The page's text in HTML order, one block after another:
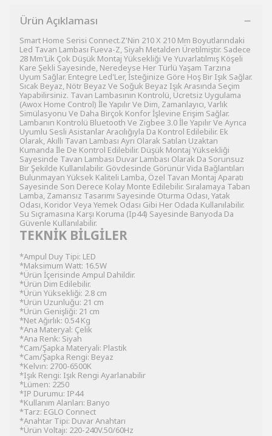
Ürün Açıklaması
Smart Home Serisi Connect.Z'Nin 210 X 210 Mm Boyutlarındaki
Led Tavan Lambası Fueva-Z, Siyah Metalden Üretilmiştir. Sadece
28 Mm'Lik Çok Düşük Montaj Yüksekliği Ve Yuvarlatılmış Köşeli
Kare Şekli Sayesinde, Neredeyse Her Türlü Yaşam Tarzına
Uyum Sağlar. Entegre Led'Ler, İsteğinize Göre Hoş Bir Işık Sağlar.
Sıcak Beyaz, Nötr Beyaz Ve Soğuk Beyaz Işık Arasında Seçim
Yapabilirsiniz. Tavan Lambasının Kontrolü, Ücretsiz Uygulama
(Awox Home Control) İle Yapılır Ve Dim, Zamanlayıcı, Varlık
Simülasyonu Ve Daha Birçok Konfor İşlevine Erişim Sağlar.
Lambanın Kontrolü Bluetooth Ve Zigbee 3.0 İle Yapılır Ve Ayrıca
Uyumlu Sesli Asistanlar Aracılığıyla Da Kontrol Edilebilir. Ek
Olarak, Akıllı Tavan Lambası Ayrı Olarak Satılan Uzaktan
Kumanda İle De Kontrol Edilebilir. Düşük Montaj Yüksekliği
Sayesinde Tavan Lambası Duvar Lambası Olarak Da Sorunsuz
Bir Şekilde Kullanılabilir. Gövdesinde Görünür Vida Bağlantıları
Bulunmayan Yüksek Kaliteli Lamba, Özel Tavan Montaj Aparatı
Sayesinde Son Derece Kolay Monte Edilebilir. Sıralamaya Taban
Lamba, Zamansız Tasarımı Sayesinde Oturma Odası, Yatak
Odası, Koridor Veya Yemek Odası Gibi Her Odada Kullanılabilir.
Su Sıçramasına Karşı Koruma (Ip44) Sayesinde Banyoda Da
Güvenle Kullanılabilir.
TEKNİK BİLGİLER
*Ampul Duy Tipi: LED
*Maksimum Watt: 16.5W
*Ürün İçerisinde Ampul Dahildir.
*Ürün Dim Edilebilir.
*Ürün Yüksekliği: 2.8 cm
*Ürün Uzunluğu: 21 cm
*Ürün Genişliği: 21 cm
*Net Ağırlık: 0.54 Kg
*Ana Materyal: Çelik
*Ana Renk: Siyah
*Cam/Şapka Materyali: Plastik
*Cam/Şapka Rengi: Beyaz
*Kelvın: 2700-6500K
*Işık Rengi: Işık Rengi Ayarlanabilir
*Lümen: 2250
*IP Durumu: IP44
*Kullanım Alanları: Banyo
*Tarz: EGLO Connect
*Anahtar Tipi: Duvar Anahtarı
*Ürün Voltajı: 220-240V.50/60Hz